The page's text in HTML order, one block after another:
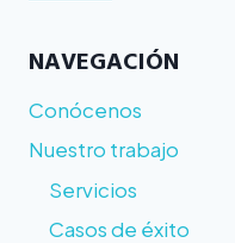
NAVEGACIÓN
Conócenos
Nuestro trabajo
Servicios
Casos de éxito